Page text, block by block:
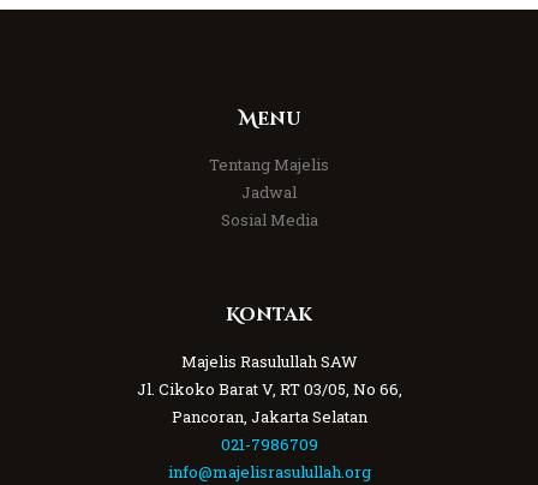
Menu
Tentang Majelis
Jadwal
Sosial Media
Kontak
Majelis Rasulullah SAW
Jl. Cikoko Barat V, RT 03/05, No 66,
Pancoran, Jakarta Selatan
021-7986709
info@majelisrasulullah.org